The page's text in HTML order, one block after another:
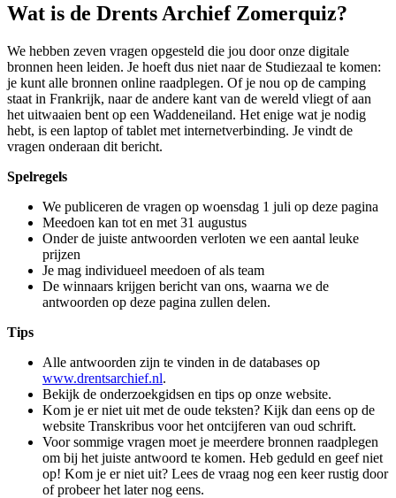
Wat is de Drents Archief Zomerquiz?
We hebben zeven vragen opgesteld die jou door onze digitale
bronnen heen leiden. Je hoeft dus niet naar de Studiezaal te komen:
je kunt alle bronnen online raadplegen. Of je nou op de camping
staat in Frankrijk, naar de andere kant van de wereld vliegt of aan
het uitwaaien bent op een Waddeneiland. Het enige wat je nodig
hebt, is een laptop of tablet met internetverbinding. Je vindt de
vragen onderaan dit bericht.
Spelregels
We publiceren de vragen op woensdag 1 juli op deze pagina
Meedoen kan tot en met 31 augustus
Onder de juiste antwoorden verloten we een aantal leuke
prijzen
Je mag individueel meedoen of als team
De winnaars krijgen bericht van ons, waarna we de
antwoorden op deze pagina zullen delen.
Tips
Alle antwoorden zijn te vinden in de databases op
www.drentsarchief.nl.
Bekijk de onderzoekgidsen en tips op onze website.
Kom je er niet uit met de oude teksten? Kijk dan eens op de
website Transkribus voor het ontcijferen van oud schrift.
Voor sommige vragen moet je meerdere bronnen raadplegen
om bij het juiste antwoord te komen. Heb geduld en geef niet
op! Kom je er niet uit? Lees de vraag nog een keer rustig door
of probeer het later nog eens.